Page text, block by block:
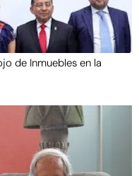
de Inmuebles en la